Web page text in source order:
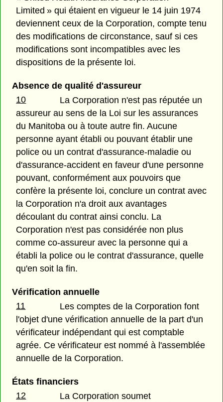
Limited » qui étaient en vigueur le 14 juin 1974
deviennent ceux de la Corporation, compte tenu
des modifications de circonstance, sauf si ces
modifications sont incompatibles avec les
dispositions de la présente loi.
Absence de qualité d'assureur
10
La Corporation n'est pas réputée un
assureur au sens de la Loi sur les assurances
du Manitoba ou à toute autre fin. Aucune
personne ayant établi ou pouvant établir une
police ou un contrat d'assurance-maladie ou
d'assurance-accident en faveur d'une personne
pouvant, conformément aux pouvoirs que
confère la présente loi, conclure un contrat avec
la Corporation n'a droit aux avantages
découlant du contrat ainsi conclu. La
Corporation n'est pas considérée non plus
comme co-assureur avec la personne qui a
établi la police ou le contrat d'assurance, quelle
qu'en soit la fin.
Vérification annuelle
11
Les comptes de la Corporation font
l'objet d'une vérification annuelle de la part d'un
vérificateur indépendant qui est comptable
agrée. Ce vérificateur est nommé à l'assemblée
annuelle de la Corporation.
États financiers
12
La Corporation soumet